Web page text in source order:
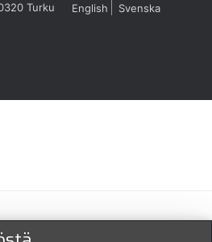
Turku
English Svenska
toimitustavat